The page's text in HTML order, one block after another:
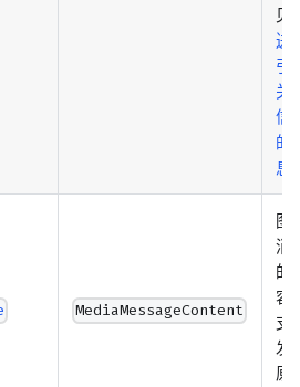
见
送
引
关
信
的
息
MediaMessageContent
图
消
的
容
支
发
原